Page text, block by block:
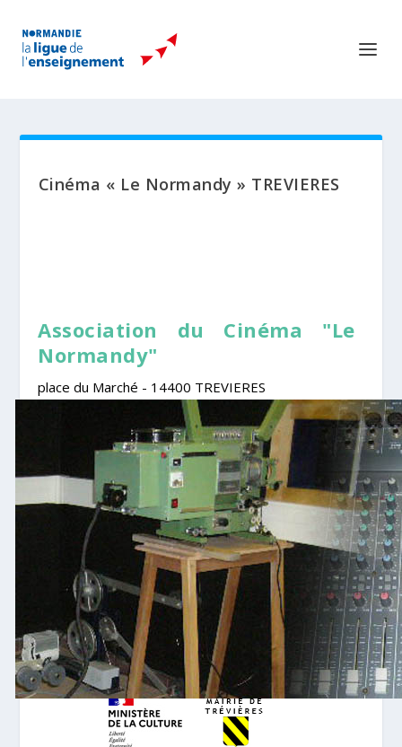
Cinéma « Le Normandy » TREVIERES
Association du Cinéma "Le
Normandy"
place du Marché - 14400 TREVIERES